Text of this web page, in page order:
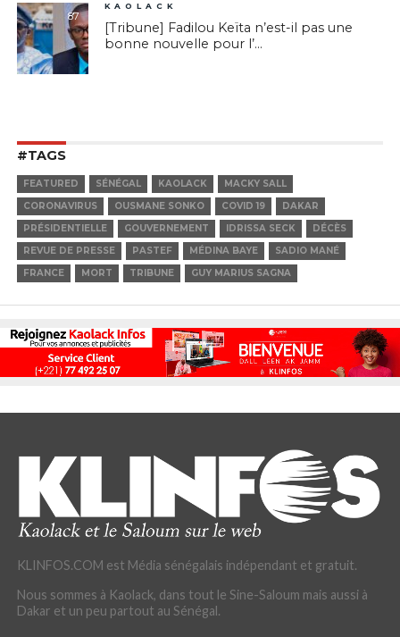
87
KAOLACK
[Tribune] Fadilou Keïta n’est-il pas une
bonne nouvelle pour l’...
#TAGS
FEATURED SÉNÉGAL KAOLACK
MACKY SALL
CORONAVIRUS
OUSMANE SONKO COVID 19
DAKAR
PRÉSIDENTIELLE
GOUVERNEMENT IDRISSA SECK
DÉCÈS
REVUE DE PRESSE
PASTEF MÉDINA BAYE
SADIO MANÉ
FRANCE
MORT TRIBUNE GUY MARIUS SAGNA
KLINFOS.COM est Média sénégalais indépendant et gratuit.
Nous sommes à Kaolack, dans tout le Sine-Saloum mais aussi à
Dakar et un peu partout au Sénégal.